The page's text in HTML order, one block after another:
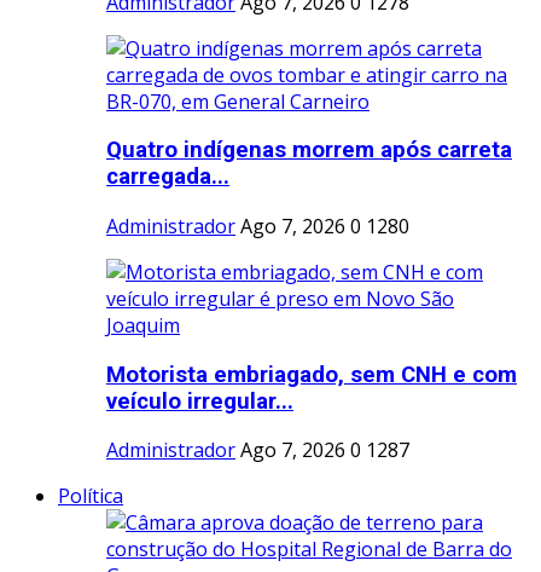
Quatro indígenas morrem após carreta
carregada...
AdministradorAgo 7, 2026 0 1280
Motorista embriagado, sem CNH e com
veículo irregular...
AdministradorAgo 7, 2026 0 1287
Política